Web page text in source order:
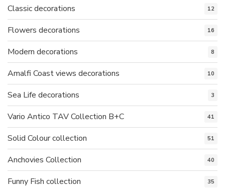
Classic decorations 12
Flowers decorations 16
Modern decorations 8
Amalfi Coast views decorations 10
Sea Life decorations 3
Vario Antico TAV Collection B+C 41
Solid Colour collection 51
Anchovies Collection 40
Funny Fish collection 35